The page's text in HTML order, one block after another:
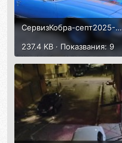
СервизКобра-септ2025-5.jpg
237.4 KB · Показвания: 9